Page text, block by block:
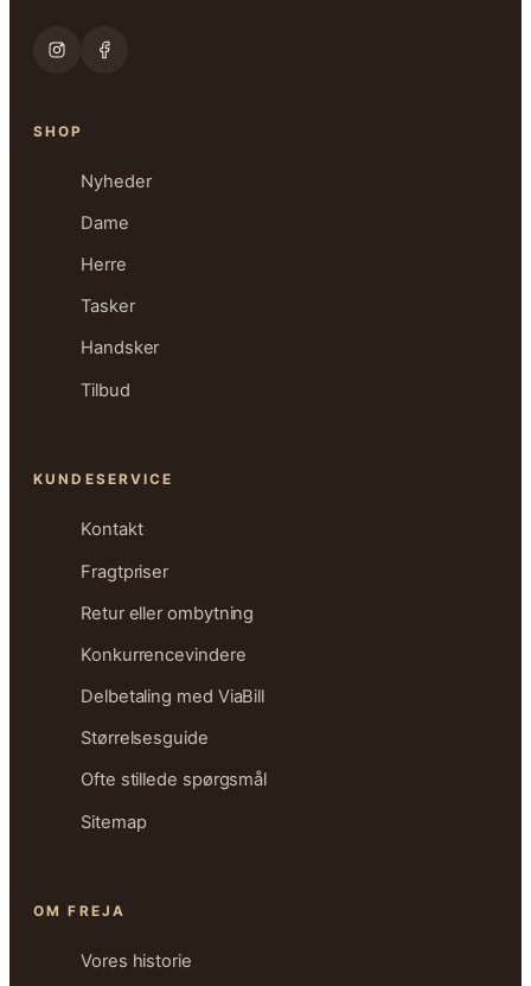
SHOP
Nyheder
Dame
Herre
Tasker
Handsker
Tilbud
KUNDESERVICE
Kontakt
Fragtpriser
Retur eller ombytning
Konkurrencevindere
Delbetaling med ViaBill
Størrelsesguide
Ofte stillede spørgsmål
Sitemap
OM FREJA
Vores historie